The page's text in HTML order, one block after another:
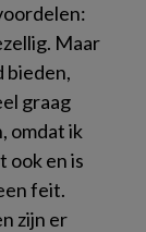
Maar
bieden,
graag
omdat ik
ook en is
feit.
zijn er